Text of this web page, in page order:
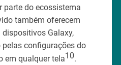
do ecossistema
também oferecem
Galaxy,
configurações do
em qualquer tela10.